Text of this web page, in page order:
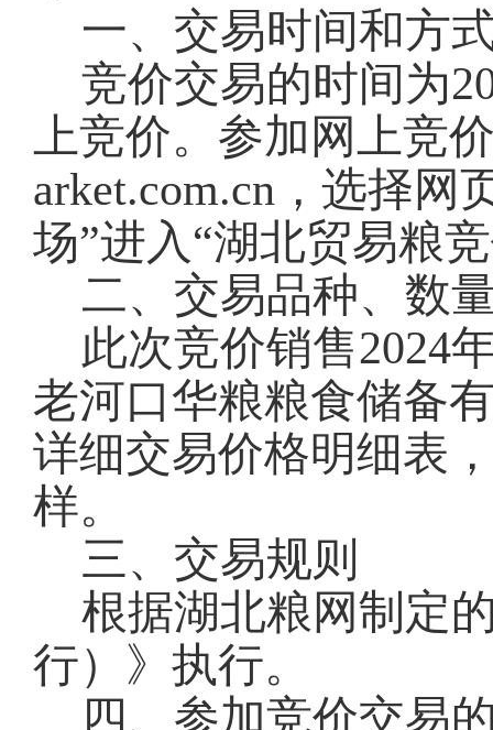
一、交易时间和方
竞价交易的时间为
上竞价。参加网上竞
arket.com.cn，选择网
场”进入“湖北贸易粮
二、交易品种、数
此次竞价销售2024
老河口华粮粮食储备
详细交易价格明细表
样。
三、交易规则
根据湖北粮网制定
行）》执行。
四、参加竞价交易